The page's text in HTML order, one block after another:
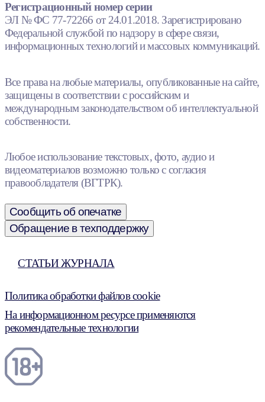
Регистрационный номер серии
ЭЛ № ФС 77-72266 от 24.01.2018. Зарегистрировано
Федеральной службой по надзору в сфере связи,
информационных технологий и массовых коммуникаций.
Все права на любые материалы, опубликованные на сайте,
защищены в соответствии с российским и
международным законодательством об интеллектуальной
собственности.
Любое использование текстовых, фото, аудио и
видеоматериалов возможно только с согласия
правообладателя (ВГТРК).
Сообщить об опечатке
Обращение в техподдержку
СТАТЬИ ЖУРНАЛА
Политика обработки файлов cookie
На информационном ресурсе применяются
рекомендательные технологии